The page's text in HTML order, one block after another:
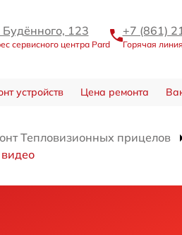
Будённого, 123
сервисного центра Pard
+7 (861)
Горячая линия
устройств Цена ремонта
Тепловизионных прицелов